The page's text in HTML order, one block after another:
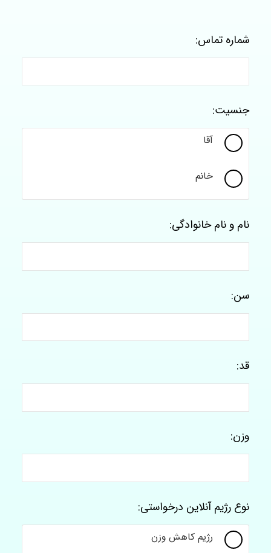
شماره تماس:
جنسیت:
آقا
خانم
نام و نام خانوادگی:
سن:
قد:
وزن:
نوع رژیم آنلاین درخواستی:
رژیم کاهش وزن